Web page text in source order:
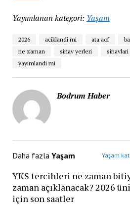
Yayımlanan kategori: Yaşam
2026 aciklandi mi ata aof
ne zaman
sinav yerleri sinavlari
yayimlandi mi
Bodrum Haber
Daha fazla Yaşam Yaşam
YKS tercihleri ne zaman
zaman açıklanacak? 2026
için son saatler